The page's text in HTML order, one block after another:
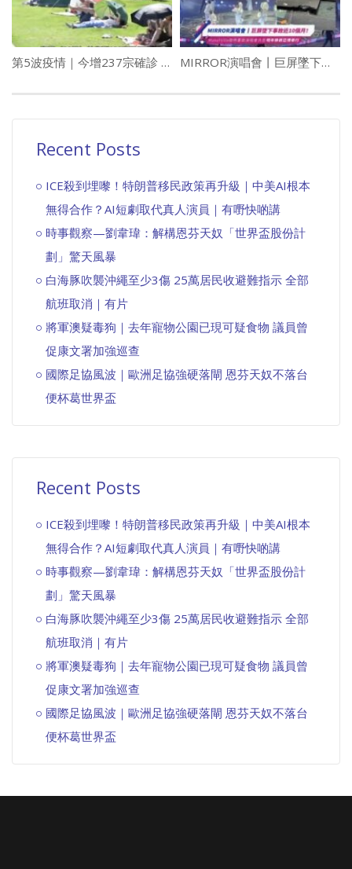
第5波疫情｜今增237宗確診 沒有新增死亡個案 MIRROR演唱會丨巨屏墜下事故近10個月！MakerVille發佈重啟演唱會消息 明年移師亞博舉行
Recent Posts
ICE殺到埋嚟！特朗普移民政策再升級｜中美AI根本
無得合作？AI短劇取代真人演員｜有嘢快啲講
時事觀察—劉韋瑋：解構恩芬天奴「世界盃股份計
劃」驚天風暴
白海豚吹襲沖繩至少3傷 25萬居民收避難指示 全部
航班取消｜有片
將軍澳疑毒狗｜去年寵物公園已現可疑食物 議員曾
促康文署加強巡查
國際足協風波｜歐洲足協強硬落閘 恩芬天奴不落台
便杯葛世界盃
Recent Posts
ICE殺到埋嚟！特朗普移民政策再升級｜中美AI根本
無得合作？AI短劇取代真人演員｜有嘢快啲講
時事觀察—劉韋瑋：解構恩芬天奴「世界盃股份計
劃」驚天風暴
白海豚吹襲沖繩至少3傷 25萬居民收避難指示 全部
航班取消｜有片
將軍澳疑毒狗｜去年寵物公園已現可疑食物 議員曾
促康文署加強巡查
國際足協風波｜歐洲足協強硬落閘 恩芬天奴不落台
便杯葛世界盃